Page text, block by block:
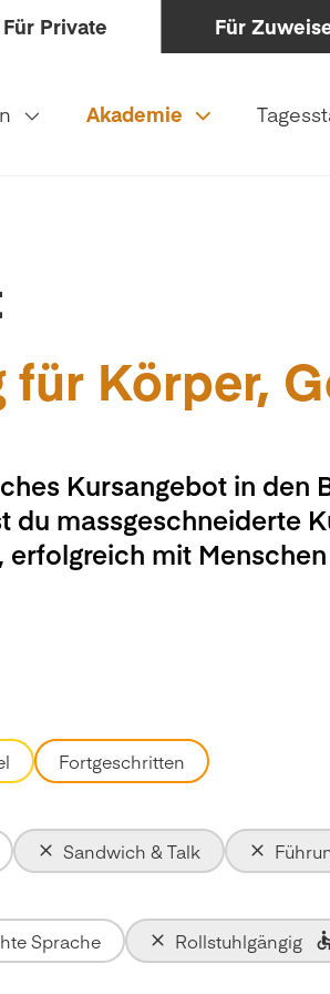
Für Private Für
Akademie
Körper,
Kursangebot in
du massgeschneiderte
erfolgreich mit
Fortgeschritten
Sandwich & Talk
Sprache Rollstuhlgängig